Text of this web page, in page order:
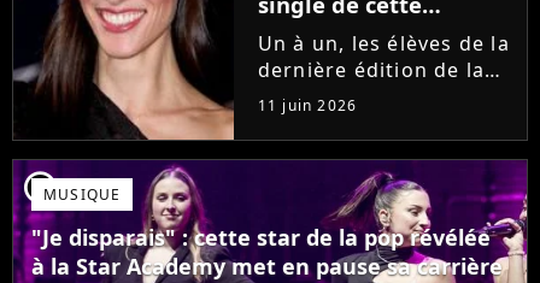
ancienne élève de la
Star Academy
Un à un, les élèves de la
dernière édition de la
Star Academy se font
une place dans le nid.
Dans le sillage d'Ambre,
c'est au tour de Lily
Campa de présenter
son univers à travers...
11 juin 2026
player2MUSIQUE
"Je disparais" : cette star de la pop révélée
à la Star Academy met en pause sa carrière